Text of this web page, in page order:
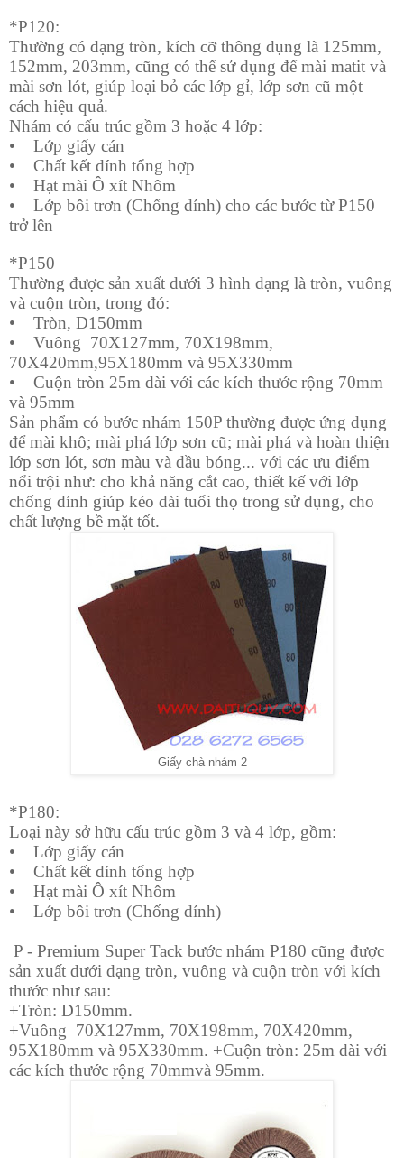
*P120:
Thường có dạng tròn, kích cỡ thông dụng là 125mm,
152mm, 203mm, cũng có thể sử dụng để mài matit và
mài sơn lót, giúp loại bỏ các lớp gỉ, lớp sơn cũ một
cách hiệu quả.
Nhám có cấu trúc gồm 3 hoặc 4 lớp:
•
Lớp giấy cán
•
Chất kết dính tổng hợp
•
Hạt mài Ô xít Nhôm
•
Lớp bôi trơn (Chống dính) cho các bước từ P150
trở lên
*P150
Thường được sản xuất dưới 3 hình dạng là tròn, vuông
và cuộn tròn, trong đó:
•
Tròn, D150mm
•
Vuông 70X127mm, 70X198mm,
70X420mm,95X180mm và 95X330mm
•
Cuộn tròn 25m dài với các kích thước rộng 70mm
và 95mm
Sản phẩm có bước nhám 150P thường được ứng dụng
để mài khô; mài phá lớp sơn cũ; mài phá và hoàn thiện
lớp sơn lót, sơn màu và dầu bóng... với các ưu điểm
nổi trội như: cho khả năng cắt cao, thiết kế với lớp
chống dính giúp kéo dài tuổi thọ trong sử dụng, cho
chất lượng bề mặt tốt.
Giấy chà nhám 2
*P180:
Loại này sở hữu cấu trúc gồm 3 và 4 lớp, gồm:
•
Lớp giấy cán
•
Chất kết dính tổng hợp
•
Hạt mài Ô xít Nhôm
•
Lớp bôi trơn (Chống dính)
P - Premium Super Tack bước nhám P180 cũng được
sản xuất dưới dạng tròn, vuông và cuộn tròn với kích
thước như sau:
+Tròn: D150mm.
+Vuông 70X127mm, 70X198mm, 70X420mm,
95X180mm và 95X330mm. +Cuộn tròn: 25m dài với
các kích thước rộng 70mmvà 95mm.